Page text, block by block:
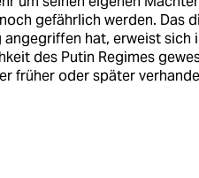
gefährlich werden. Das
angegriffen hat, erweist sich
des Putin Regimes
früher oder später